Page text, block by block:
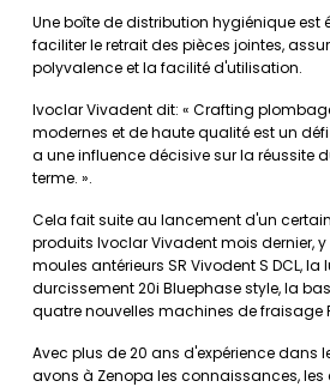
Une boîte de distribution hygiénique est
faciliter le retrait des pièces jointes,
polyvalence et la facilité d'utilisation.
Ivoclar Vivadent dit: « Crafting
modernes et de haute qualité est un
a une influence décisive sur la réussite
terme. ».
Cela fait suite au lancement d'un
produits Ivoclar Vivadent mois dernier,
moules antérieurs SR Vivodent S DCL, la
durcissement 20i Bluephase style, la
quatre nouvelles machines de fraisage
Avec plus de 20 ans d'expérience dans
avons à Zenopa les connaissances, les